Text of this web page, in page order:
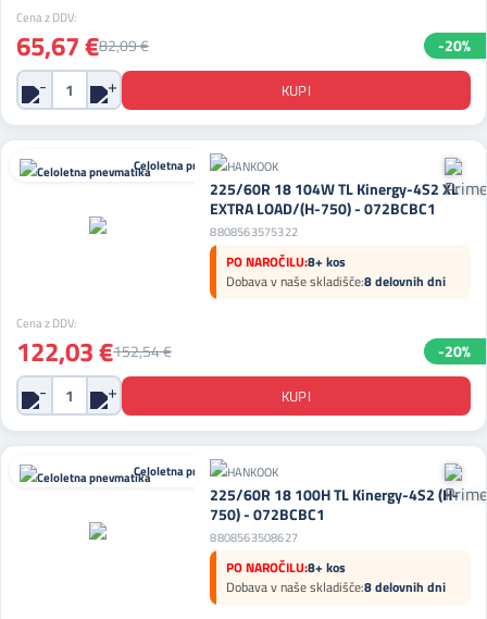
Cena z DDV:
65,67 €82,09 € -20%
Celoletna pnevmatika
225/60R 18 104W TL Kinergy-4S2 XL
EXTRA LOAD/(H-750) - 072BCBC1
8808563575322
PO NAROČILU:8+ kos
Dobava v naše skladišče:8 delovnih dni
Cena z DDV:
122,03 €152,54 € -20%
Celoletna pnevmatika
225/60R 18 100H TL Kinergy-4S2 (H-
750) - 072BCBC1
8808563508627
PO NAROČILU:8+ kos
Dobava v naše skladišče:8 delovnih dni